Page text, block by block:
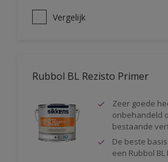
Vergelijk
Rubbol BL Rezisto Primer
Zeer goede
onbehandeld
bestaande
De beste
een Rubbol